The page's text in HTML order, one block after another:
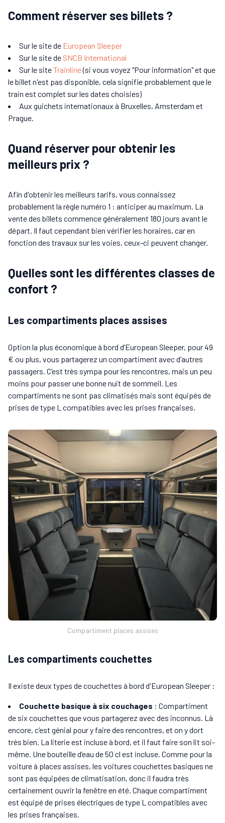
Comment réserver ses billets ?
Sur le site de European Sleeper
Sur le site de SNCB International
Sur le siteTrainline(si vous voyez "Pour information" et que
le billet n'est pas disponible, cela signifie probablement que le
train est complet sur les dates choisies)
Aux guichets internationaux à Bruxelles, Amsterdam et
Prague.
Quand réserver pour obtenir les
meilleurs prix ?
Afin d'obtenir les meilleurs tarifs, vous connaissez
probablement la règle numéro 1 : anticiper au maximum. La
vente des billets commence généralement 180 jours avant le
départ. Il faut cependant bien vérifier les horaires, car en
fonction des travaux sur les voies, ceux-ci peuvent changer.
Quelles sont les différentes classes de
confort ?
Les compartiments places assises
Option la plus économique à bord d’European Sleeper, pour 49
€ ou plus, vous partagerez un compartiment avec d’autres
passagers. C’est très sympa pour les rencontres, mais un peu
moins pour passer une bonne nuit de sommeil. Les
compartiments ne sont pas climatisés mais sont équipés de
prises de type L compatibles avec les prises françaises.
Compartiment places assises
Les compartiments couchettes
Il existe deux types de couchettes à bord d'European Sleeper :
Couchette basique à six couchages : Compartiment
de six couchettes que vous partagerez avec des inconnus. Là
encore, c’est génial pour y faire des rencontres, et on y dort
très bien. La literie est incluse à bord, et il faut faire son lit soi-
même. Une bouteille d’eau de 50 cl est incluse. Comme pour la
voiture à places assises, les voitures couchettes basiques ne
sont pas équipées de climatisation, donc il faudra très
certainement ouvrir la fenêtre en été. Chaque compartiment
est équipé de prises électriques de type L compatibles avec
les prises françaises.